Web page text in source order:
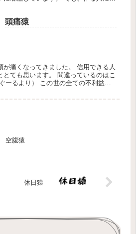
頭痛猿
が痛くなってきました。 信用できる人
とても思います。 間違っているのはこ
ーるより） この世の全ての不利益は
空腹猿
休日猿